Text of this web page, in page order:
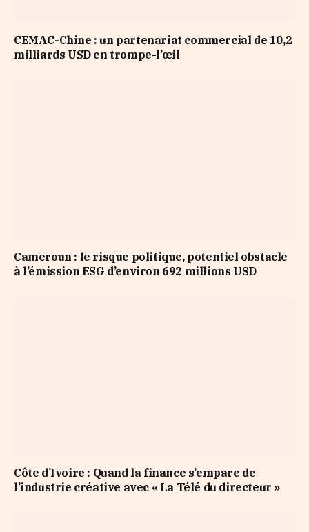
CEMAC-Chine : un partenariat commercial de 10,2
milliards USD en trompe-l’œil
Cameroun : le risque politique, potentiel obstacle
à l’émission ESG d’environ 692 millions USD
Côte d’Ivoire : Quand la finance s’empare de
l’industrie créative avec « La Télé du directeur »